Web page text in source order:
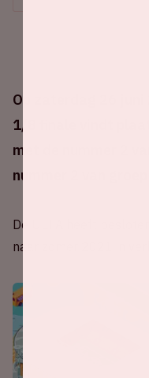
Op zaterdag 26 juni
1/8 finale vindt
met de nummer 2
nummer 2 van groep
De UEFA heeft
naar zomer 2021 in